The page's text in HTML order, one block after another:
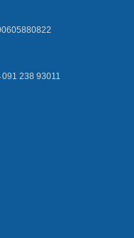
091 238 93011